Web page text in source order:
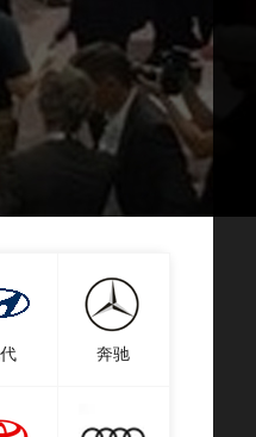
奔驰